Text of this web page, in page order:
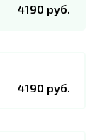
4190 руб.
4190 руб.